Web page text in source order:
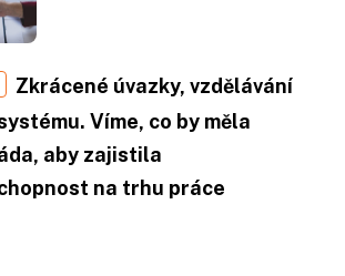
Zkrácené úvazky, vzdělávání
Víme, co by měla
aby zajistila
na trhu práce